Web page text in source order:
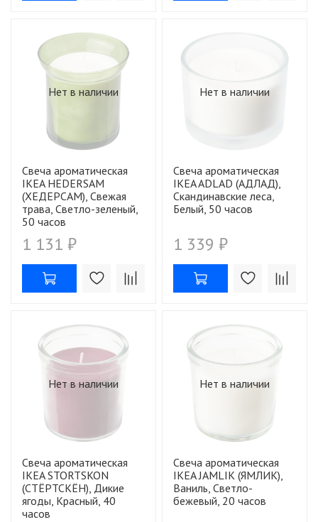
Нет в наличии
Свеча ароматическая
IKEA HEDERSAM
(ХЕДЕРСАМ), Свежая
трава, Светло-зеленый,
50 часов
1 131 ₽
Нет в наличии
Свеча ароматическая
IKEA ADLAD (АДЛАД),
Скандинавские леса,
Белый, 50 часов
1 339 ₽
Нет в наличии
Свеча ароматическая
IKEA STORTSKON
(СТЁРТСКЁН), Дикие
ягоды, Красный, 40
часов
Нет в наличии
Свеча ароматическая
IKEA JAMLIK (ЯМЛИК),
Ваниль, Светло-
бежевый, 20 часов